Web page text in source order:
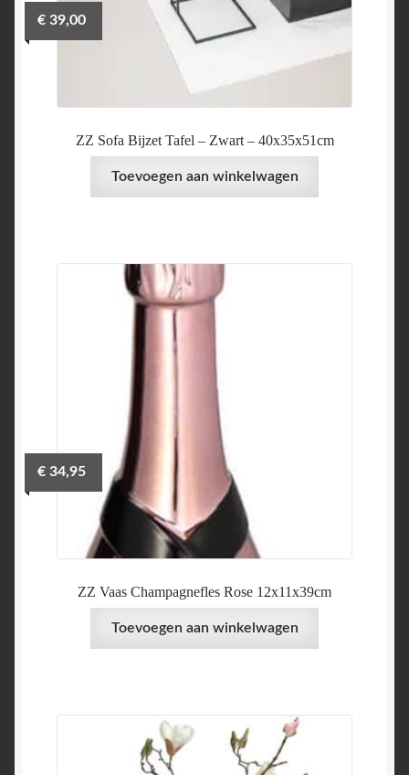
ZZ Sofa Bijzet Tafel – Zwart – 40x35x51cm
€39,00
Toevoegen aan winkelwagen
ZZ Vaas Champagnefles Rose 12x11x39cm
€34,95
Toevoegen aan winkelwagen